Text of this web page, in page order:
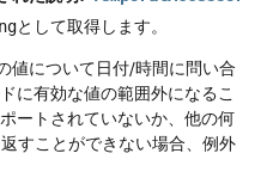
として取得します。
値について日付/時間に問い合
に有効な値の範囲外になるこ
ートされていないか、他の何
すことができない場合、例外